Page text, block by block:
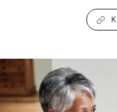
‘Cliënten betrekken